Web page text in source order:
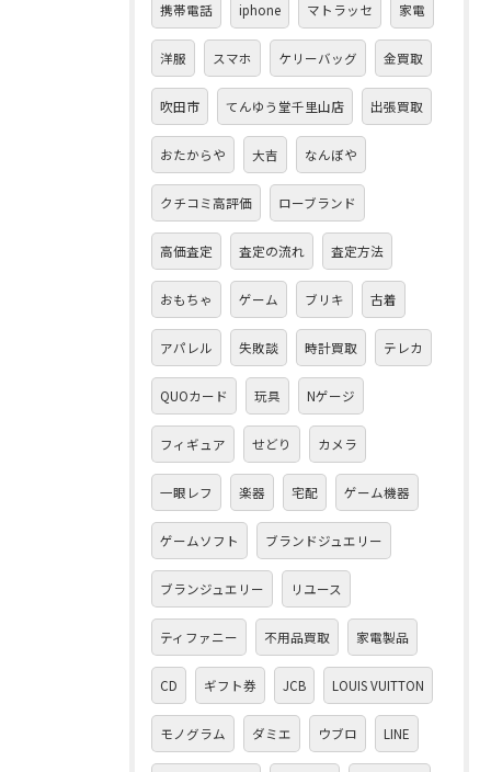
携帯電話 iphone マトラッセ 家電
洋服 スマホ ケリーバッグ 金買取
吹田市 てんゆう堂千里山店 出張買取
おたからや 大吉 なんぼや
クチコミ高評価 ローブランド
高価査定 査定の流れ 査定方法
おもちゃ ゲーム ブリキ 古着
アパレル 失敗談 時計買取 テレカ
QUOカード 玩具 Nゲージ
フィギュア せどり カメラ
一眼レフ 楽器 宅配 ゲーム機器
ゲームソフト ブランドジュエリー
ブランジュエリー リユース
ティファニー 不用品買取 家電製品
CD ギフト券 JCB LOUIS VUITTON
モノグラム ダミエ ウブロ LINE